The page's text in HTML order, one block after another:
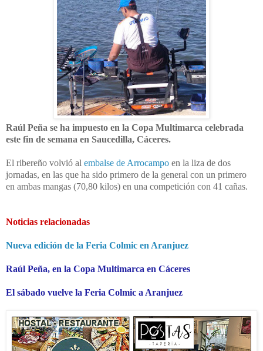
Raúl Peña se ha impuesto en la Copa Multimarca celebrada
este fin de semana en Saucedilla, Cáceres.
El ribereño volvió al embalse de Arrocampo en la liza de dos
jornadas, en las que ha sido primero de la general con un primero
en ambas mangas (70,80 kilos) en una competición con 41 cañas.
Noticias relacionadas
Nueva edición de la Feria Colmic en Aranjuez
Raúl Peña, en la Copa Multimarca en Cáceres
El sábado vuelve la Feria Colmic a Aranjuez